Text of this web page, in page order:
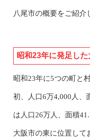
八尾市の概要をご紹介
昭和23年に発足し
昭和23年に5つの町と
初、人口6万4,000人、
は人口26万人、面積
大阪市の東に位置して